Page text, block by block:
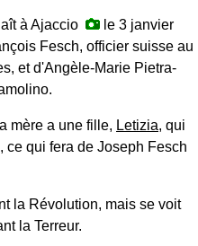
à Ajaccio
le 3 janvier
Fesch, officier suisse au
et d'Angèle-Marie Pietra-
mère a une fille, Letizia, qui
, ce qui fera de Joseph Fesch
la Révolution, mais se voit
la Terreur.